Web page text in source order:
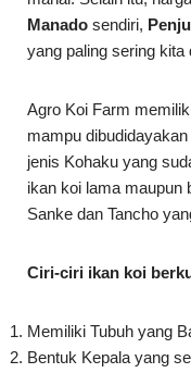
Manado sendiri,
yang paling sering kita
Agro Koi Farm
mampu
jenis Kohaku yang
ikan koi lama maupun
Sanke dan Tancho
Ciri-ciri ikan koi
Memiliki Tubuh yang
Bentuk Kepala yang